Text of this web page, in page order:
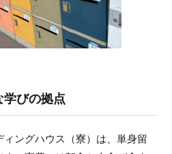
学びの拠点
ングハウス（寮）は、単身留